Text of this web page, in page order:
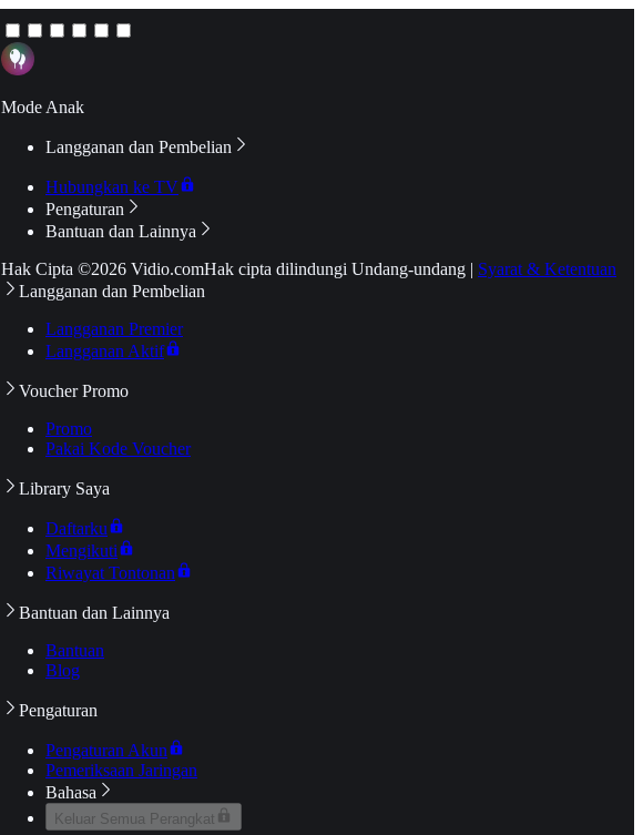
Mode Anak
Langganan dan Pembelian
Hubungkan ke TV
Pengaturan
Bantuan dan Lainnya
Hak Cipta ©2026 Vidio.comHak cipta dilindungi Undang-undang | Syarat & Ketentuan
Langganan dan Pembelian
Langganan Premier
Langganan Aktif
Voucher Promo
Promo
Pakai Kode Voucher
Library Saya
Daftarku
Mengikuti
Riwayat Tontonan
Bantuan dan Lainnya
Bantuan
Blog
Pengaturan
Pengaturan Akun
Pemeriksaan Jaringan
Bahasa
Keluar Semua Perangkat